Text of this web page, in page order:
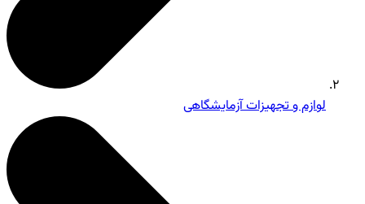
لوازم و تجهیزات آزمایشگاهی